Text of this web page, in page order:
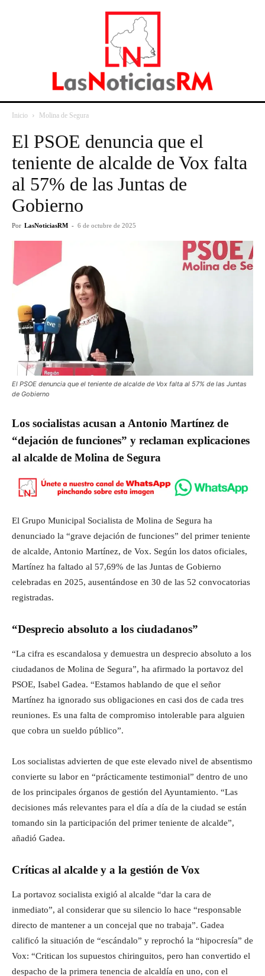
Inicio Molina de Segura
El PSOE denuncia que el
teniente de alcalde de Vox falta
al 57% de las Juntas de
Gobierno
Por LasNoticiasRM - 6 de octubre de 2025
El PSOE denuncia que el teniente de alcalde de Vox falta al 57% de las Juntas
de Gobierno
Los socialistas acusan a Antonio Martínez de
“dejación de funciones” y reclaman explicaciones
al alcalde de Molina de Segura
El Grupo Municipal Socialista de Molina de Segura ha
denunciado la “grave dejación de funciones” del primer teniente
de alcalde, Antonio Martínez, de Vox. Según los datos oficiales,
Martínez ha faltado al 57,69% de las Juntas de Gobierno
celebradas en 2025, ausentándose en 30 de las 52 convocatorias
registradas.
“Desprecio absoluto a los ciudadanos”
“La cifra es escandalosa y demuestra un desprecio absoluto a los
ciudadanos de Molina de Segura”, ha afirmado la portavoz del
PSOE, Isabel Gadea. “Estamos hablando de que el señor
Martínez ha ignorado sus obligaciones en casi dos de cada tres
reuniones. Es una falta de compromiso intolerable para alguien
que cobra un sueldo público”.
Los socialistas advierten de que este elevado nivel de absentismo
convierte su labor en “prácticamente testimonial” dentro de uno
de los principales órganos de gestión del Ayuntamiento. “Las
decisiones más relevantes para el día a día de la ciudad se están
tomando sin la participación del primer teniente de alcalde”,
añadió Gadea.
Críticas al alcalde y a la gestión de Vox
La portavoz socialista exigió al alcalde “dar la cara de
inmediato”, al considerar que su silencio lo hace “responsable
directo de mantener a un concejal que no trabaja”. Gadea
calificó la situación de “escándalo” y reprochó la “hipocresía” de
Vox: “Critican los supuestos chiringuitos, pero han convertido el
despacho de la primera tenencia de alcaldía en uno, con el